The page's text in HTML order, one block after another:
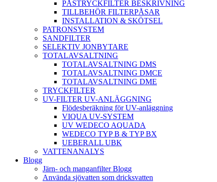
PÅSTRYCKFILTER BESKRIVNING
TILLBEHÖR FILTERPÅSAR
INSTALLATION & SKÖTSEL
PATRONSYSTEM
SANDFILTER
SELEKTIV JONBYTARE
TOTALAVSALTNING
TOTALAVSALTNING DMS
TOTALAVSALTNING DMCE
TOTALAVSALTNING DME
TRYCKFILTER
UV-FILTER UV-ANLÄGGNING
Flödesberäkning för UV-anläggning
VIQUA UV-SYSTEM
UV WEDECO AQUADA
WEDECO TYP B & TYP BX
UEBERALL UBK
VATTENANALYS
Blogg
Järn- och manganfilter Blogg
Använda sjövatten som dricksvatten